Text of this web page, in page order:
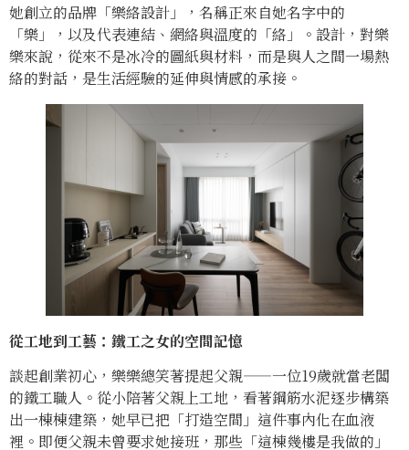
她創立的品牌「樂絡設計」，名稱正來自她名字中的
「樂」，以及代表連結、網絡與溫度的「絡」。設計，對樂
樂來說，從來不是冰冷的圖紙與材料，而是與人之間一場熱
絡的對話，是生活經驗的延伸與情感的承接。
從工地到工藝：鐵工之女的空間記憶
談起創業初心，樂樂總笑著提起父親——一位19歲就當老闆
的鐵工職人。從小陪著父親上工地，看著鋼筋水泥逐步構築
出一棟棟建築，她早已把「打造空間」這件事內化在血液
裡。即便父親未曾要求她接班，那些「這棟幾樓是我做的」